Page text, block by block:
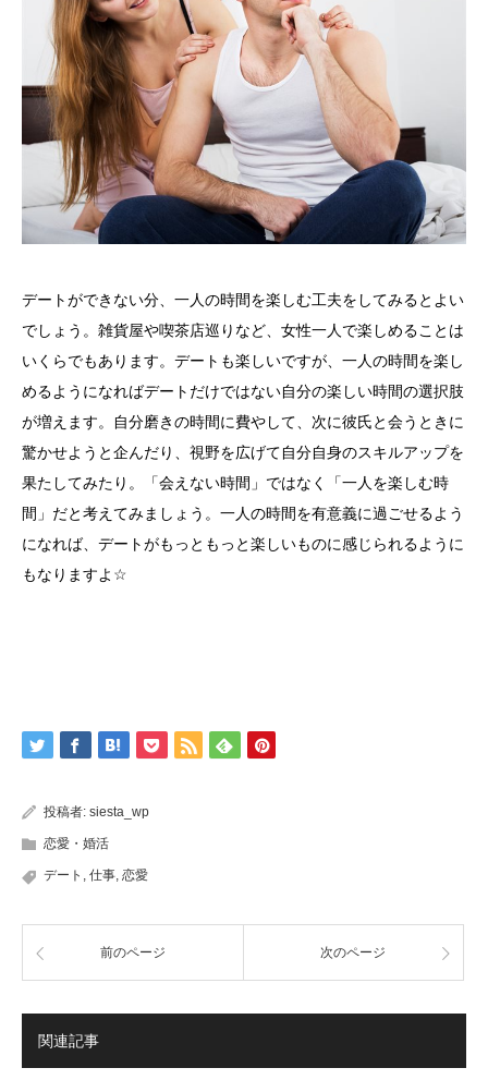
デートができない分、一人の時間を楽しむ工夫をしてみるとよい
でしょう。雑貨屋や喫茶店巡りなど、女性一人で楽しめることは
いくらでもあります。デートも楽しいですが、一人の時間を楽し
めるようになればデートだけではない自分の楽しい時間の選択肢
が増えます。自分磨きの時間に費やして、次に彼氏と会うときに
驚かせようと企んだり、視野を広げて自分自身のスキルアップを
果たしてみたり。「会えない時間」ではなく「一人を楽しむ時
間」だと考えてみましょう。一人の時間を有意義に過ごせるよう
になれば、デートがもっともっと楽しいものに感じられるように
もなりますよ ☆
投稿者: siesta_wp
恋愛・婚活
デート , 仕事, 恋愛
前のページ 次のページ
関連記事